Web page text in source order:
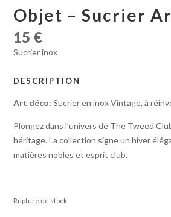
Objet – Sucrier
15 €
Sucrier inox
DESCRIPTION
Art déco:Sucrier en inox Vintage, à
Plongez dans l’univers de The Tweed
héritage. La collection signe un hiver
matières nobles et esprit club.
Rupture de stock